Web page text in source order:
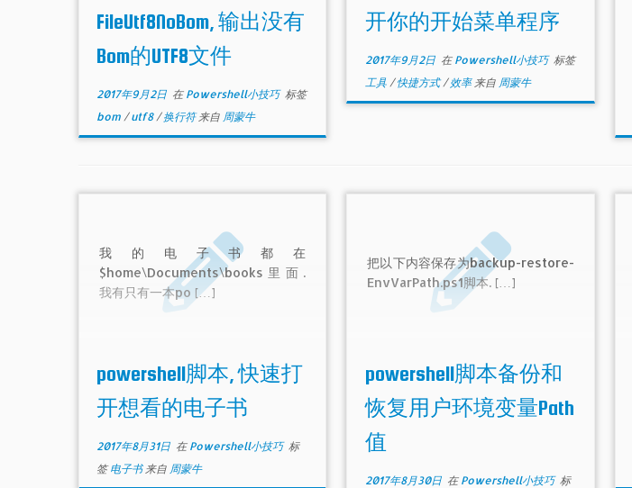
FileUtf8NoBom, 输出没有
Bom的UTF8文件
2017年9月2日 在 Powershell小技巧 标签
bom/utf8/换行符来自 周蒙牛
开你的开始菜单程序
2017年9月2日在 Powershell小技巧 标签
工具 /快捷方式/效率 来自 周蒙牛
我的电子书都在
$home\Documents\books里面.
我有只有一本po […]
powershell脚本, 快速打
开想看的电子书
2017年8月31日 在 Powershell小技巧 标
签电子书 来自 周蒙牛
把以下内容保存为backup-restore-
EnvVarPath.ps1脚本. […]
powershell脚本备份和
恢复用户环境变量Path
值
2017年8月30日在 Powershell小技巧 标